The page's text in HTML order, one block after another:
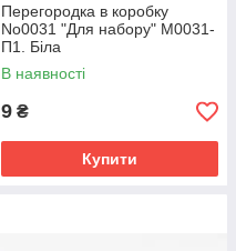
Перегородка в коробку
No0031 "Для набору" М0031-
П1. Біла
В наявності
9 ₴
Купити